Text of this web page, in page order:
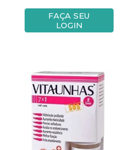
FAÇA SEU
LOGIN